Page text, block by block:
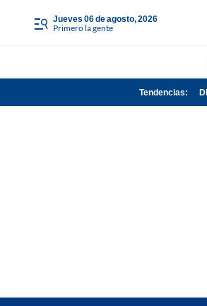
jueves 06 de agosto, 2026
Primero la gente
Tendencias: